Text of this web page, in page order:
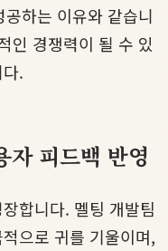
하는 이유와 같습니
인 경쟁력이 될 수 있
.
자 피드백 반영
합니다. 멜팅 개발팀
으로 귀를 기울이며,